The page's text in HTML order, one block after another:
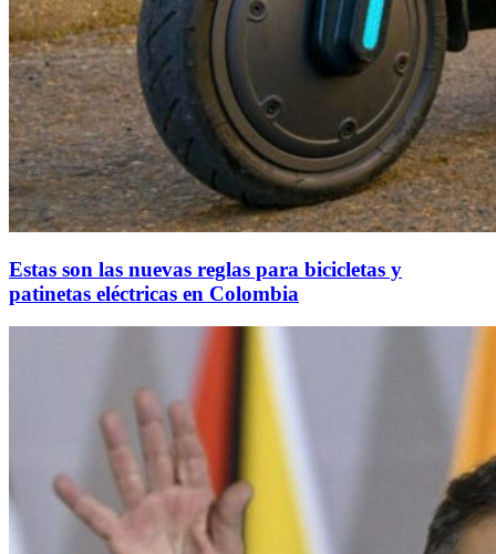
Estas son las nuevas reglas para bicicletas y
patinetas eléctricas en Colombia